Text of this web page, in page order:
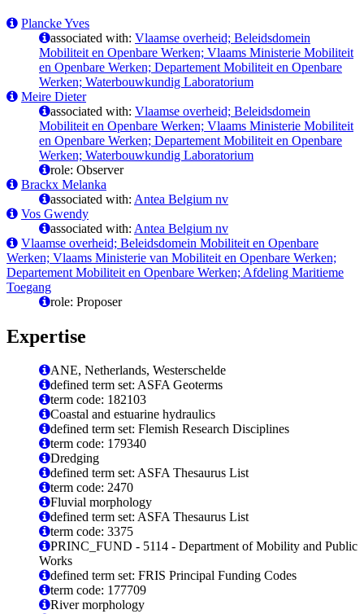
Plancke Yves
associated with: Vlaamse overheid; Beleidsdomein
Mobiliteit en Openbare Werken; Vlaams Ministerie Mobiliteit
en Openbare Werken; Departement Mobiliteit en Openbare
Werken; Waterbouwkundig Laboratorium
Meire Dieter
associated with: Vlaamse overheid; Beleidsdomein
Mobiliteit en Openbare Werken; Vlaams Ministerie Mobiliteit
en Openbare Werken; Departement Mobiliteit en Openbare
Werken; Waterbouwkundig Laboratorium
role: Observer
Brackx Melanka
associated with: Antea Belgium nv
Vos Gwendy
associated with: Antea Belgium nv
Vlaamse overheid; Beleidsdomein Mobiliteit en Openbare
Werken; Vlaams Ministerie van Mobiliteit en Openbare Werken;
Departement Mobiliteit en Openbare Werken; Afdeling Maritieme
Toegang
role: Proposer
Expertise
ANE, Netherlands, Westerschelde
defined term set: ASFA Geoterms
term code: 182103
Coastal and estuarine hydraulics
defined term set: Flemish Research Disciplines
term code: 179340
Dredging
defined term set: ASFA Thesaurus List
term code: 2470
Fluvial morphology
defined term set: ASFA Thesaurus List
term code: 3375
PRINC_FUND - 5114 - Department of Mobility and Public
Works
defined term set: FRIS Principal Funding Codes
term code: 177709
River morphology